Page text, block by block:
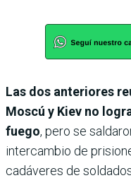
Las dos anteriores
Moscú y Kiev no
fuego, pero se
intercambio de
cadáveres de